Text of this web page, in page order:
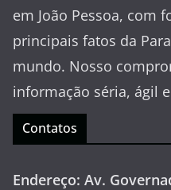
em João Pessoa, com
principais fatos da
mundo. Nosso
informação séria, ágil
Contatos
Endereço: Av.